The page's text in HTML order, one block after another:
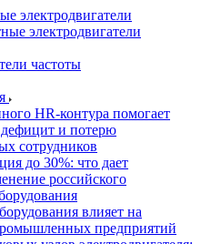
электродвигатели
электродвигатели
частоты
HR-контура помогает
и потерю
сотрудников
до 30%: что дает
российского
влияет на
предприятий